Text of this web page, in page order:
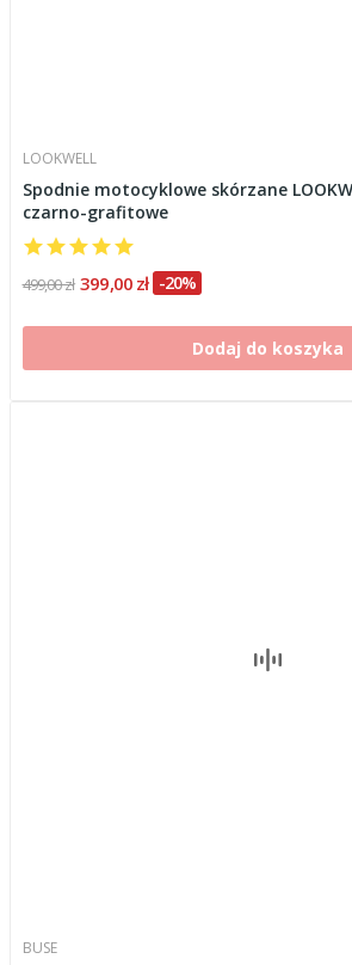
LOOKWELL
Spodnie motocyklowe skórzane
czarno-grafitowe
499,00 zł 399,00 zł -20%
Dodaj do koszyka
BUSE